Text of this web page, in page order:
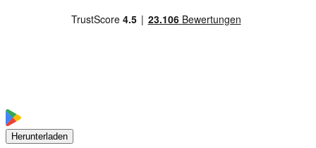
Herunterladen